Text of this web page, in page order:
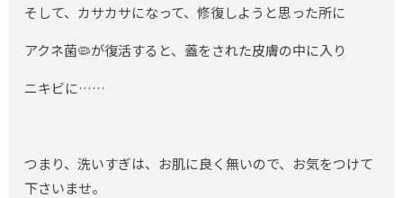
そして、カサカサになって、修復しようと思った所に
アクネ菌🦠が復活すると、蓋をされた皮膚の中に入り
ニキビに……
つまり、洗いすぎは、お肌に良く無いので、お気をつけて
下さいませ。